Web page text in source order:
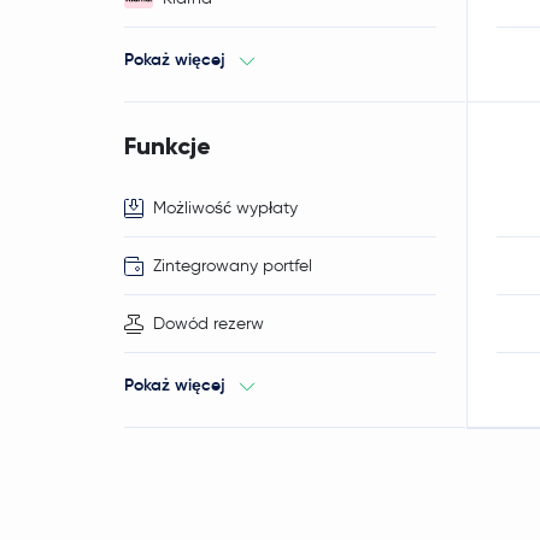
Pokaż więcej
Funkcje
Możliwość wypłaty
Zintegrowany portfel
Dowód rezerw
Pokaż więcej